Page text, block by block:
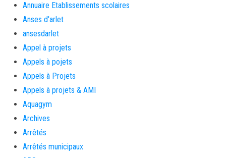
Annuaire Etablissements scolaires
Anses d'arlet
ansesdarlet
Appel à projets
Appels à pojets
Appels à Projets
Appels à projets & AMI
Aquagym
Archives
Arrêtés
Arrêtés municipaux